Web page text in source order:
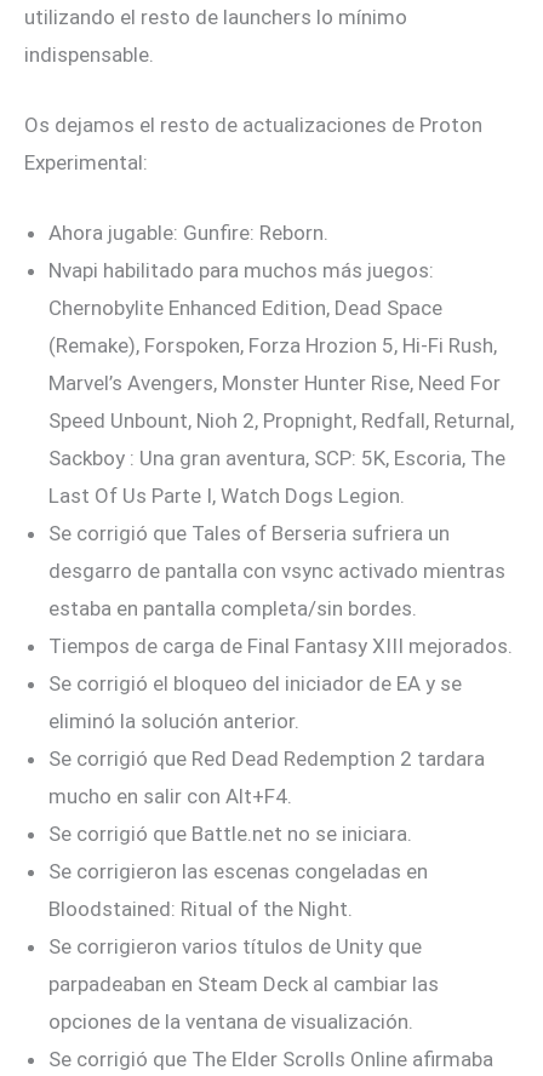
utilizando el resto de launchers lo mínimo
indispensable.
Os dejamos el resto de actualizaciones de Proton
Experimental:
Ahora jugable: Gunfire: Reborn.
Nvapi habilitado para muchos más juegos:
Chernobylite Enhanced Edition, Dead Space
(Remake), Forspoken, Forza Hrozion 5, Hi-Fi Rush,
Marvel’s Avengers, Monster Hunter Rise, Need For
Speed ​​Unbount, Nioh 2, Propnight, Redfall, Returnal,
Sackboy : Una gran aventura, SCP: 5K, Escoria, The
Last Of Us Parte I, Watch Dogs Legion.
Se corrigió que Tales of Berseria sufriera un
desgarro de pantalla con vsync activado mientras
estaba en pantalla completa/sin bordes.
Tiempos de carga de Final Fantasy XIII mejorados.
Se corrigió el bloqueo del iniciador de EA y se
eliminó la solución anterior.
Se corrigió que Red Dead Redemption 2 tardara
mucho en salir con Alt+F4.
Se corrigió que Battle.net no se iniciara.
Se corrigieron las escenas congeladas en
Bloodstained: Ritual of the Night.
Se corrigieron varios títulos de Unity que
parpadeaban en Steam Deck al cambiar las
opciones de la ventana de visualización.
Se corrigió que The Elder Scrolls Online afirmaba